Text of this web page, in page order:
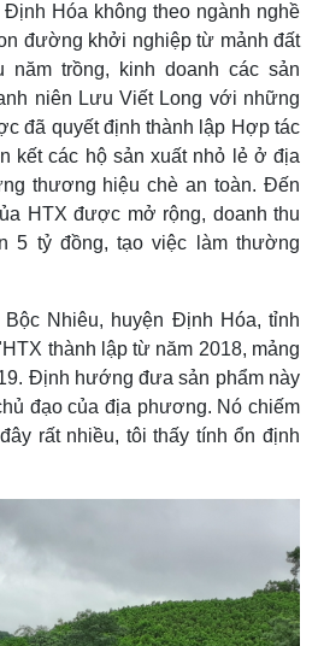
E-Magazine
Hóa không theo ngành nghề
đường khởi nghiệp từ mảnh đất
năm trồng, kinh doanh các sản
niên Lưu Viết Long với những
đã quyết định thành lập Hợp tác
kết các hộ sản xuất nhỏ lẻ ở địa
thương hiệu chè an toàn. Đến
HTX được mở rộng, doanh thu
5 tỷ đồng, tạo việc làm thường
Nhiêu, huyện Định Hóa, tỉnh
thành lập từ năm 2018, mảng
Định hướng đưa sản phẩm này
đạo của địa phương. Nó chiếm
rất nhiều, tôi thấy tính ổn định